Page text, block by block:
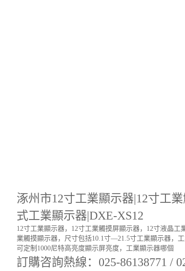
涿州市12寸工業顯示器|12寸工
式工業顯示器|DXE-XS12
12寸工業顯示器，12寸工業觸摸屏顯示器，12寸液晶
業觸摸顯示器，尺寸包括10.1寸—21.5寸工業顯示器，
可定制1000尼特高亮度顯示屏亮度，工業顯示器哪個
訂購咨詢熱線：025-86138771 /